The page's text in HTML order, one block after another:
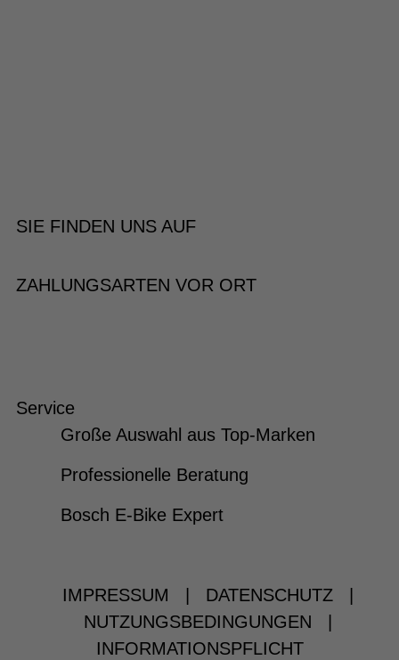
SIE FINDEN UNS AUF
ZAHLUNGSARTEN VOR ORT
Service
Große Auswahl aus Top-Marken
Professionelle Beratung
Bosch E-Bike Expert
IMPRESSUM DATENSCHUTZ
NUTZUNGSBEDINGUNGEN
INFORMATIONSPFLICHT